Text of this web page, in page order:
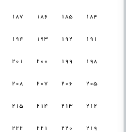
184
185
186
187
191
192
193
194
198
199
200
201
205
206
207
208
212
213
214
215
219
220
221
222